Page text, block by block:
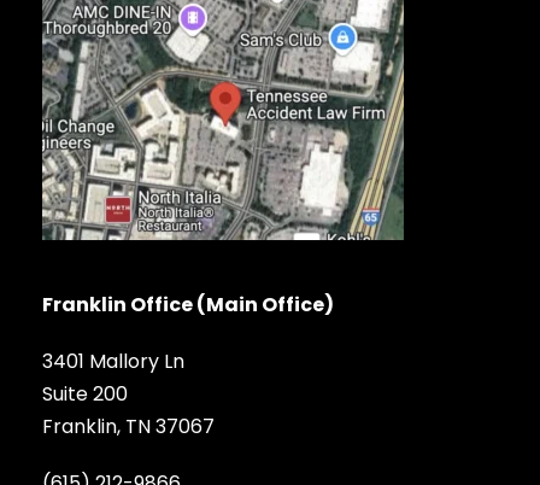
Franklin Office (Main Office)
3401 Mallory Ln
Suite 200
Franklin, TN 37067